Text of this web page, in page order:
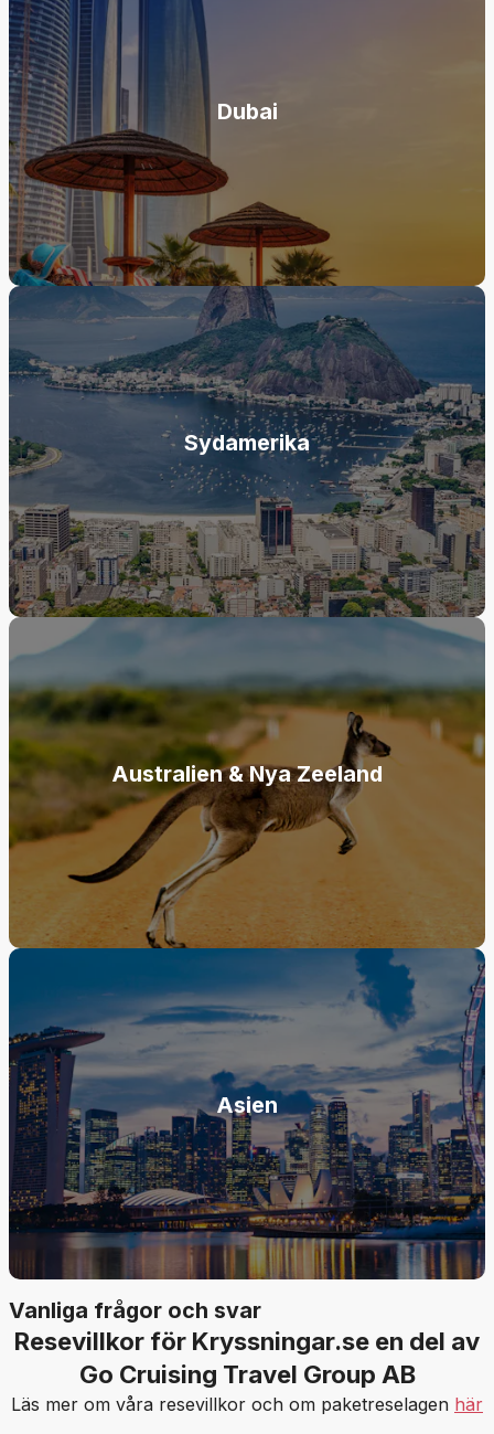
Dubai
Sydamerika
Australien & Nya Zeeland
Asien
Vanliga frågor och svar
Resevillkor för Kryssningar.se en del av
Go Cruising Travel Group AB
Läs mer om våra resevillkor och om paketreselagen här